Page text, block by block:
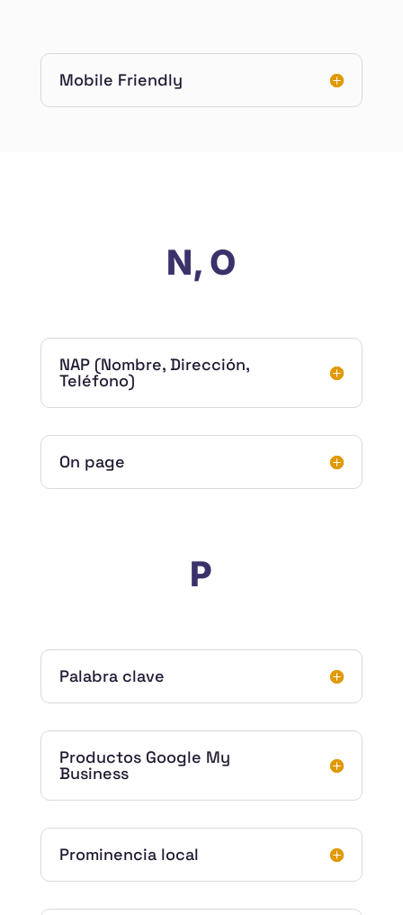
Mobile Friendly
N, O
NAP (Nombre, Dirección,
Teléfono)
On page
P
Palabra clave
Productos Google My
Business
Prominencia local